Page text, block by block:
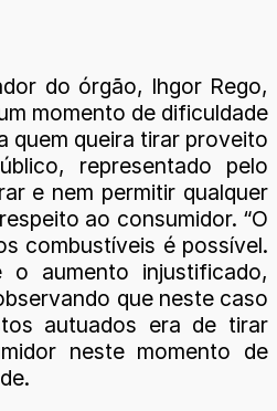
do órgão, Ihgor Rego,
momento de dificuldade
quem queira tirar proveito
representado pelo
e nem permitir qualquer
ao consumidor. “O
combustíveis é possível.
aumento injustificado,
que neste caso
autuados era de tirar
neste momento de